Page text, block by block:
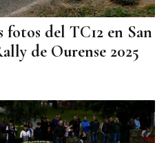
fotos del TC12 en San
de Ourense 2025